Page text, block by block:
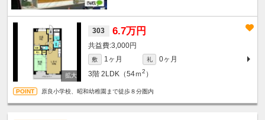
303 6.7万円
3,000円
敷 1ヶ月 礼
0ヶ月
3階 2LDK（54ｍ2 ）
原良小学校、昭和幼稚園まで徒歩８分圏内